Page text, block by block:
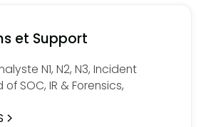
et Support
N1, N2, N3, Incident
SOC, IR & Forensics,